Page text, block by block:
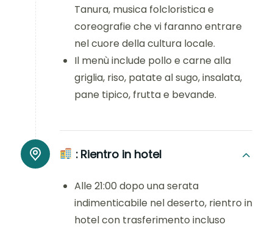
Tanura, musica folcloristica e
coreografie che vi faranno entrare
nel cuore della cultura locale.
Il menù include pollo e carne alla
griglia, riso, patate al sugo, insalata,
pane tipico, frutta e bevande.
: Rientro in hotel
Alle 21:00 dopo una serata
indimenticabile nel deserto, rientro in
hotel con trasferimento incluso